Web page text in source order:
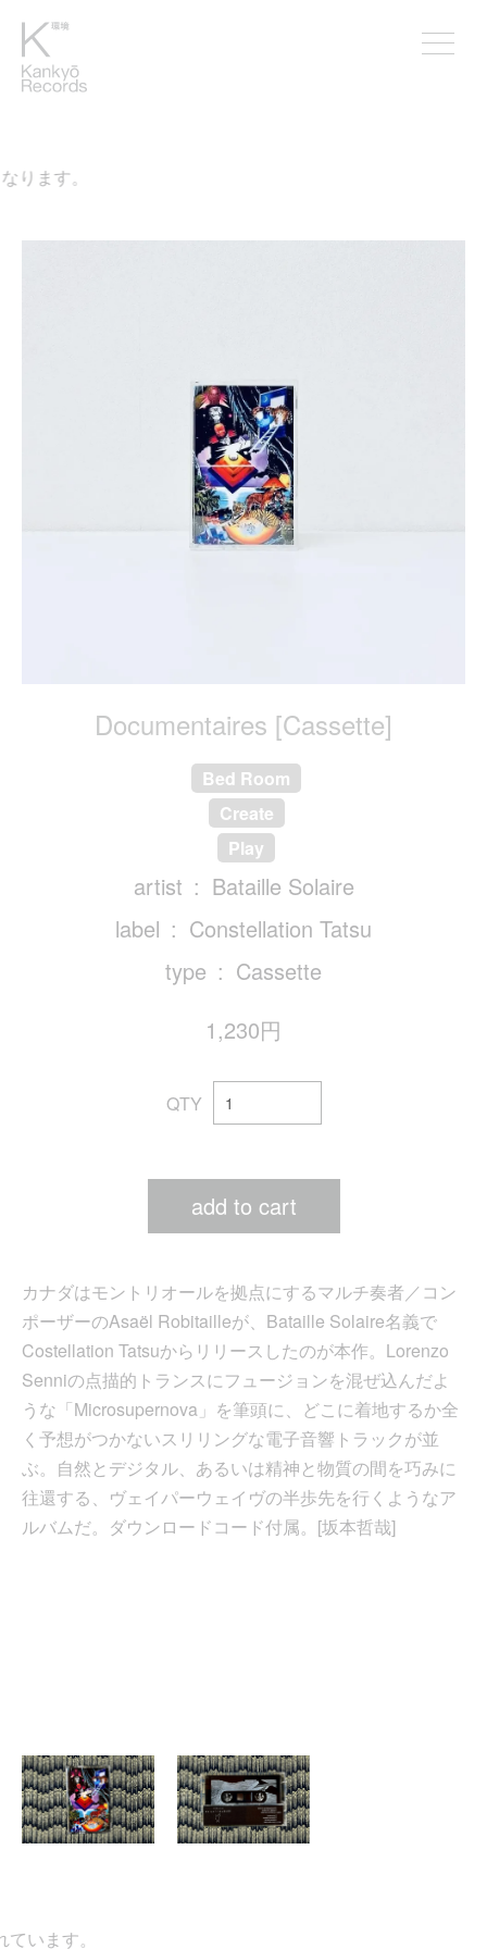
ます。
Documentaires [Cassette]
Bed Room
Create
Play
artist
Bataille Solaire
label
Constellation Tatsu
type
Cassette
1,230円
QTY
add to cart
カナダはモントリオールを拠点にするマルチ奏者／コン
ポーザーのAsaël Robitailleが、Bataille Solaire名義で
Costellation Tatsuからリリースしたのが本作。Lorenzo
Senniの点描的トランスにフュージョンを混ぜ込んだよ
うな「Microsupernova」を筆頭に、どこに着地するか全
く予想がつかないスリリングな電子音響トラックが並
ぶ。自然とデジタル、あるいは精神と物質の間を巧みに
往還する、ヴェイパーウェイヴの半歩先を行くようなア
ルバムだ。ダウンロードコード付属。[坂本哲哉]
ます。